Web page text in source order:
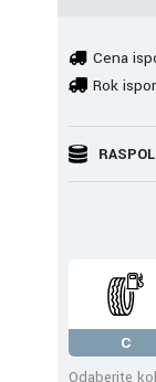
Cena
Rok
C
Odaberite